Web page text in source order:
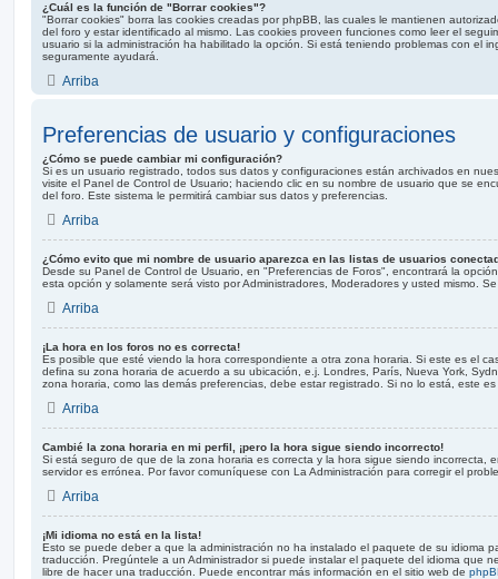
¿Cuál es la función de "Borrar cookies"?
"Borrar cookies" borra las cookies creadas por phpBB, las cuales le mantienen
del foro y estar identificado al mismo. Las cookies proveen funciones como leer el
usuario si la administración ha habilitado la opción. Si está teniendo problemas con el
seguramente ayudará.
Arriba
Preferencias de usuario y configuraciones
¿Cómo se puede cambiar mi configuración?
Si es un usuario registrado, todos sus datos y configuraciones están archivados en
visite el Panel de Control de Usuario; haciendo clic en su nombre de usuario que se
del foro. Este sistema le permitirá cambiar sus datos y preferencias.
Arriba
¿Cómo evito que mi nombre de usuario aparezca en las listas de usuarios
Desde su Panel de Control de Usuario, en "Preferencias de Foros", encontrará la
esta opción y solamente será visto por Administradores, Moderadores y usted mismo.
Arriba
¡La hora en los foros no es correcta!
Es posible que esté viendo la hora correspondiente a otra zona horaria. Si este es el
defina su zona horaria de acuerdo a su ubicación, e.j. Londres, París, Nueva York,
zona horaria, como las demás preferencias, debe estar registrado. Si no lo está, este
Arriba
Cambié la zona horaria en mi perfil, ¡pero la hora sigue siendo incorrecto!
Si está seguro de que de la zona horaria es correcta y la hora sigue siendo incorrecta,
servidor es errónea. Por favor comuníquese con La Administración para corregir el
Arriba
¡Mi idioma no está en la lista!
Esto se puede deber a que la administración no ha instalado el paquete de su idioma
traducción. Pregúntele a un Administrador si puede instalar el paquete del idioma que
libre de hacer una traducción. Puede encontrar más información en el sitio web de